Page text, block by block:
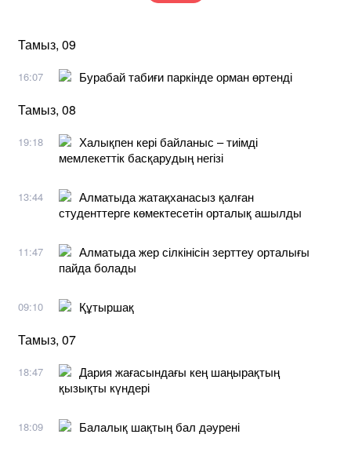
Тамыз, 09
16:07 Бурабай табиғи паркінде орман өртенді
Тамыз, 08
19:18
Халықпен кері байланыс – тиімді
мемлекеттік басқарудың негізі
13:44
Алматыда жатақханасыз қалған
студенттерге көмектесетін орталық ашылды
11:47
Алматыда жер сілкінісін зерттеу орталығы
пайда болады
09:10 Құтыршақ
Тамыз, 07
18:47
Дария жағасындағы кең шаңырақтың
қызықты күндері
18:09 Балалық шақтың бал дәурені